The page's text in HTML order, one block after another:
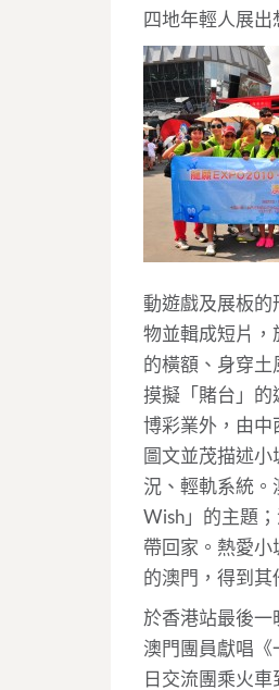
四地年輕人展出
動遊戲及展板的
物並輯成短片，
的橫額、身穿
摸擬「賭台」的
博彩業外，由中
圖文並茂描述
況、輕軌系統
Wish」的主題
帶回家。熱愛
的澳門，得到其
於香港站最後一
澳門團員獻唱
日交流團乘火